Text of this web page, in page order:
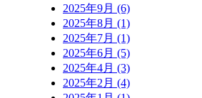
2025年9月 (6)
2025年8月 (1)
2025年7月 (1)
2025年6月 (5)
2025年4月 (3)
2025年2月 (4)